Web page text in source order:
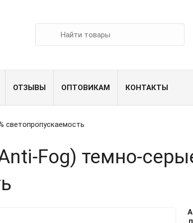
ОТЗЫВЫ ОПТОВИКАМ КОНТАКТЫ
светопропускаемость
Fog) темно-